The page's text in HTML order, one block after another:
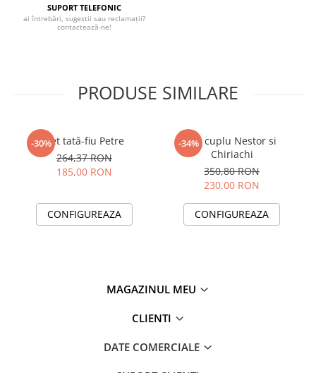
SUPORT TELEFONIC
ai întrebări, sugestii sau reclamații?
contactează-ne!
PRODUSE SIMILARE
-30%Set tată-fiu Petre
264,37 RON
185,00 RON
CONFIGUREAZA
-34%
Set cuplu Nestor si
Chiriachi
350,80 RON
230,00 RON
CONFIGUREAZA
MAGAZINUL MEU
CLIENTI
DATE COMERCIALE